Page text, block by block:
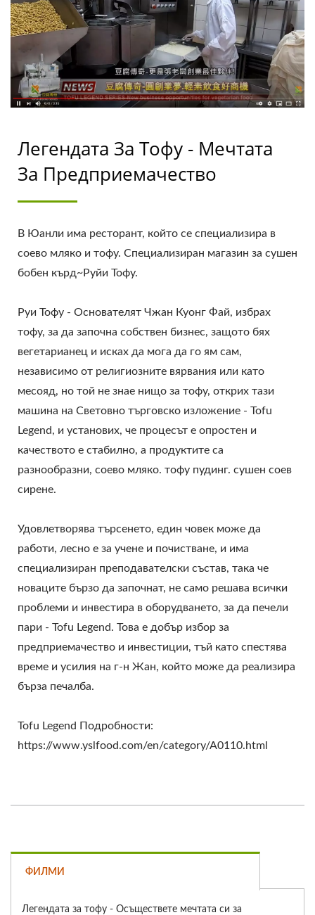
ТАЙВАН | YUNG SOON
LIH FOOD MACHINE
CO., LTD.
професионален опит в производството на тофу с
нашите клиенти по целия свят. Нека бъдем ваш
важен и мощен партньор, който да стане свидетел на
растежа и успеха на вашия бизнес.
Легендата За Тофу - Мечтата
За Предприемачество
В Юанли има ресторант, който се специализира в
соево мляко и тофу. Специализиран магазин за сушен
бобен кърд~Руйи Тофу.
Руи Тофу - Основателят Чжан Куонг Фай, избрах
тофу, за да започна собствен бизнес, защото бях
вегетарианец и исках да мога да го ям сам,
независимо от религиозните вярвания или като
месояд, но той не знае нищо за тофу, открих тази
машина на Световно търговско изложение - Tofu
Legend, и установих, че процесът е опростен и
качеството е стабилно, а продуктите са
разнообразни, соево мляко. тофу пудинг. сушен соев
сирене.
Удовлетворява търсенето, един човек може да
работи, лесно е за учене и почистване, и има
специализиран преподавателски състав, така че
новаците бързо да започнат, не само решава всички
проблеми и инвестира в оборудването, за да печели
пари - Tofu Legend. Това е добър избор за
предприемачество и инвестиции, тъй като спестява
време и усилия на г-н Жан, който може да реализира
бърза печалба.
Tofu Legend Подробности:
https://www.yslfood.com/en/category/A0110.html
ФИЛМИ
Легендата за тофу - Осъществете мечтата си за